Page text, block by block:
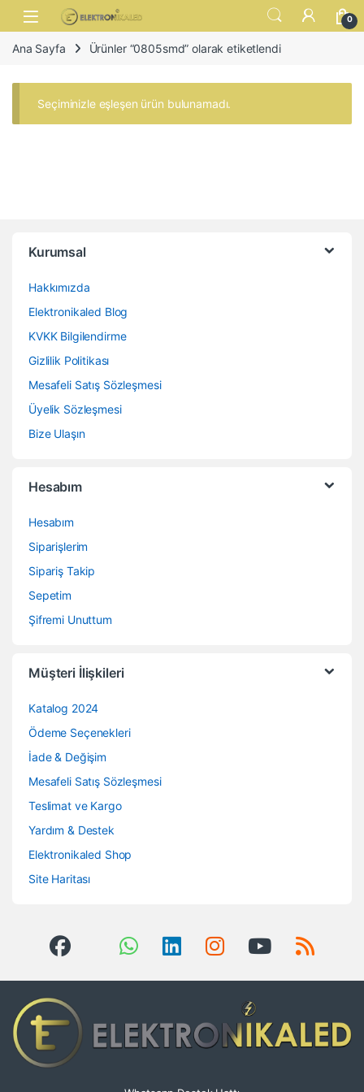
Skip to navigation
Skip to content
Open 0
Ana Sayfa Ürünler “0805smd” olarak etiketlendi
Seçiminizle eşleşen ürün bulunamadı.
Kurumsal
Hakkımızda
Elektronikaled Blog
KVKK Bilgilendirme
Gizlilik Politikası
Mesafeli Satış Sözleşmesi
Üyelik Sözleşmesi
Bize Ulaşın
Hesabım
Hesabım
Siparişlerim
Sipariş Takip
Sepetim
Şifremi Unuttum
Müşteri İlişkileri
Katalog 2024
Ödeme Seçenekleri
İade & Değişim
Mesafeli Satış Sözleşmesi
Teslimat ve Kargo
Yardım & Destek
Elektronikaled Shop
Site Haritası